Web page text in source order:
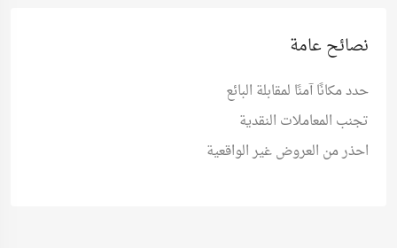
نصائح عامة
حدد مكانًا آمنًا لمقابلة البائع
تجنب المعاملات النقدية
احذر من العروض غير الواقعية